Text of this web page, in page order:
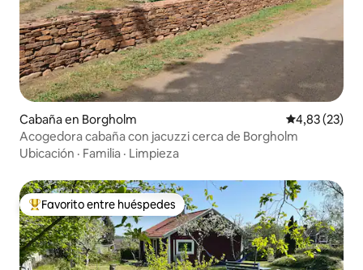
Cabaña en Borgholm Calificación
4,83 (23)
Acogedora cabaña con jacuzzi cerca de Borgholm
Ubicación · Familia · Limpieza
Favorito entre los huéspedes más destacados
Favorito entre huéspedes